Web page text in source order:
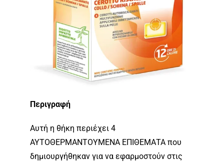
Περιγραφή
Αυτή η θήκη περιέχει 4
ΑΥΤΟΘΕΡΜΑΝΤΟΥΜΕΝΑ ΕΠΙΘΕΜΑΤΑ που
δημιουργήθηκαν για να εφαρμοστούν στις